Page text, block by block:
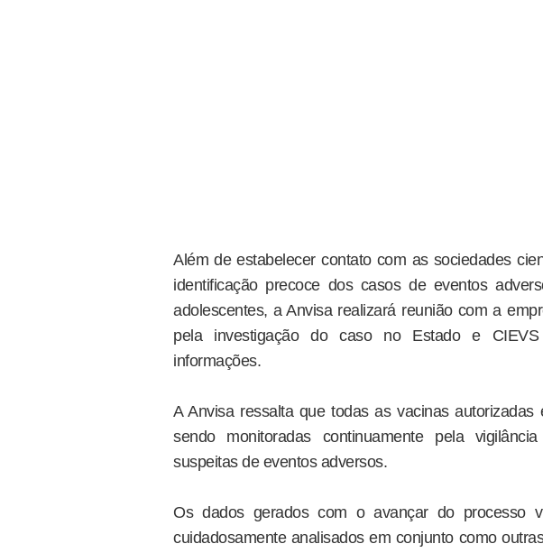
Além de estabelecer contato com as sociedades
identificação precoce dos casos de eventos
adolescentes, a Anvisa realizará reunião com a
pela investigação do caso no Estado e
informações.
A Anvisa ressalta que todas as vacinas
sendo monitoradas continuamente pela
suspeitas de eventos adversos.
Os dados gerados com o avançar do processo
cuidadosamente analisados em conjunto como